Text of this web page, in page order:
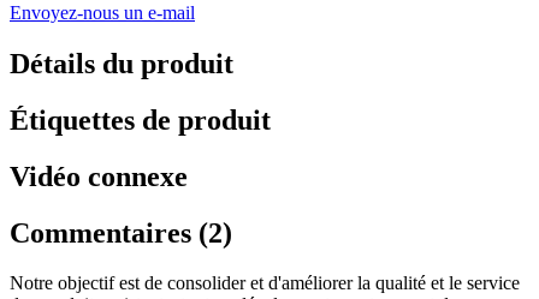
Envoyez-nous un e-mail
Détails du produit
Étiquettes de produit
Vidéo connexe
Commentaires (2)
Notre objectif est de consolider et d'améliorer la qualité et le service